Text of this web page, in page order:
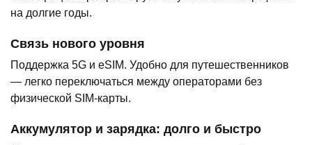
на долгие годы.
Связь нового уровня
Поддержка 5G и eSIM. Удобно для путешественников
— легко переключаться между операторами без
физической SIM-карты.
Аккумулятор и зарядка: долго и быстро